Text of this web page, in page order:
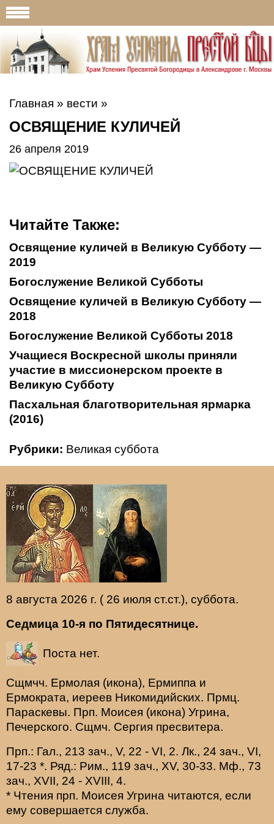
Главная » вести »
ОСВЯЩЕНИЕ КУЛИЧЕЙ
26 апреля 2019
Читайте Также:
Освящение куличей в Великую Субботу —
2019
Богослужение Великой Субботы
Освящение куличей в Великую Субботу —
2018
Богослужение Великой Субботы 2018
Учащиеся Воскресной школы приняли
участие в миссионерском проекте в
Великую Субботу
Пасхальная благотворительная ярмарка
(2016)
Рубрики: Великая суббота
8 августа 2026 г. ( 26 июля ст.ст.), суббота.
Седмица 10-я по Пятидесятнице.
Поста нет.
Сщмчч. Ермолая (икона), Ермиппа и
Ермократа, иереев Никомидийских. Прмц.
Параскевы. Прп. Моисея (икона) Угрина,
Печерского. Сщмч. Сергия пресвитера.
Прп.: Гал., 213 зач., V, 22 - VI, 2. Лк., 24 зач., VI,
17-23 *. Ряд.: Рим., 119 зач., XV, 30-33. Мф., 73
зач., XVII, 24 - XVIII, 4.
* Чтения прп. Моисея Угрина читаются, если
ему совершается служба.